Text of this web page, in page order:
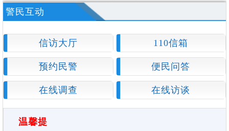
警民互动
信访大厅 110信箱
预约民警 便民问答
在线调查 在线访谈
温馨提